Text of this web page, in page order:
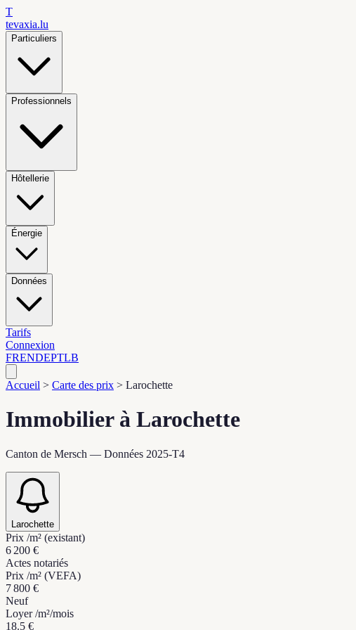
T
tevaxia.lu
Particuliers
Professionnels
Hôtellerie
Énergie
Données
Tarifs
Connexion
FRENDEPTLB
Accueil > Carte des prix > Larochette
Immobilier à Larochette
Canton de Mersch — Données 2025-T4
Larochette
Prix /m² (existant)
6 200 €
Actes notariés
Prix /m² (VEFA)
7 800 €
Neuf
Loyer /m²/mois
18.5 €